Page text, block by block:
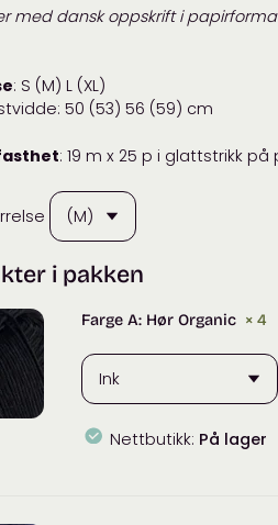
med dansk oppskrift i
: S (M) L (XL)
50 (53) 56 (59) cm
: 19 m x 25 p i glattstrikk på
i pakken
Farge A: Hør Organic × 4
Nettbutikk: På lager